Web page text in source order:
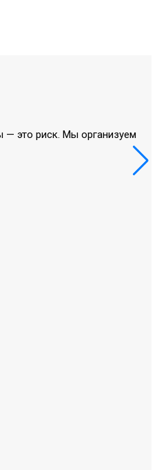
— это риск. Мы организуем